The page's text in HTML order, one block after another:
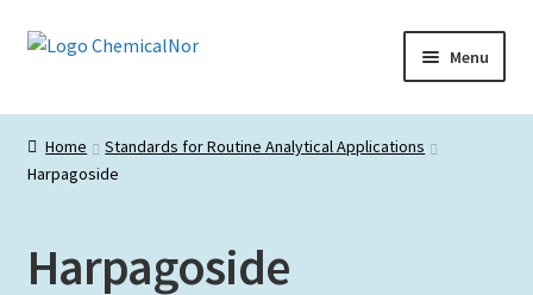
Ir
Saltar
Menu
Início
Lista de produtos
Home
Standards for Routine Analytical Applications
Harpagoside
Harpagoside